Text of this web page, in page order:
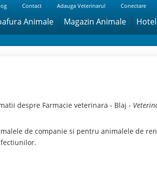
Contact Adauga Veterinarul Conectare
Animale Magazin Animale
despre Farmacie veterinara - Blaj -
de companie si pentru animalele de